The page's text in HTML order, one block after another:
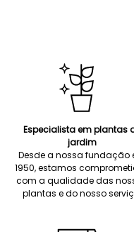
Especialista em plantas
jardim
Desde a nossa fundação
1950, estamos
com a qualidade das
plantas e do nosso